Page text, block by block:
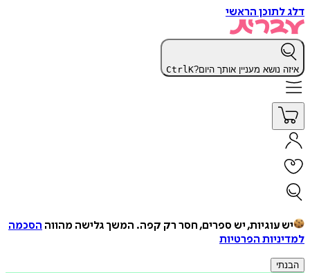
דלג לתוכן הראשי
איזה נושא מעניין אותך היום? CtrlK
יש עוגיות, יש ספרים, חסר רק קפה. המשך גלישה מהווה הסכמה
למדיניות הפרטיות
הבנתי